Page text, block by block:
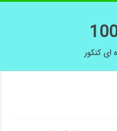
کنکور